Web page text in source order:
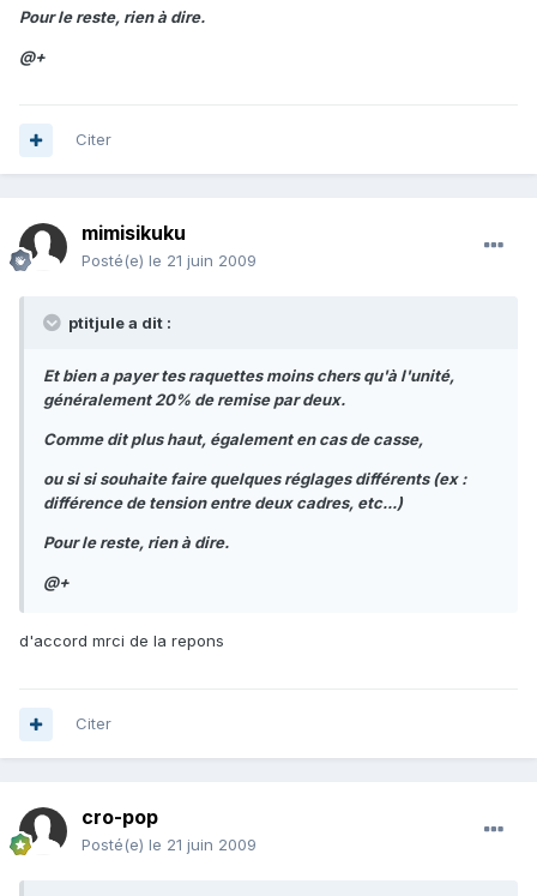
Pour le reste, rien à dire.
@+
Citer
mimisikuku
Posté(e) le 21 juin 2009
ptitjule a dit :
Et bien a payer tes raquettes moins chers qu'à l'unité,
généralement 20% de remise par deux.
Comme dit plus haut, également en cas de casse,
ou si si souhaite faire quelques réglages différents (ex :
différence de tension entre deux cadres, etc...)
Pour le reste, rien à dire.
@+
d'accord mrci de la repons
Citer
cro-pop
Posté(e) le 21 juin 2009